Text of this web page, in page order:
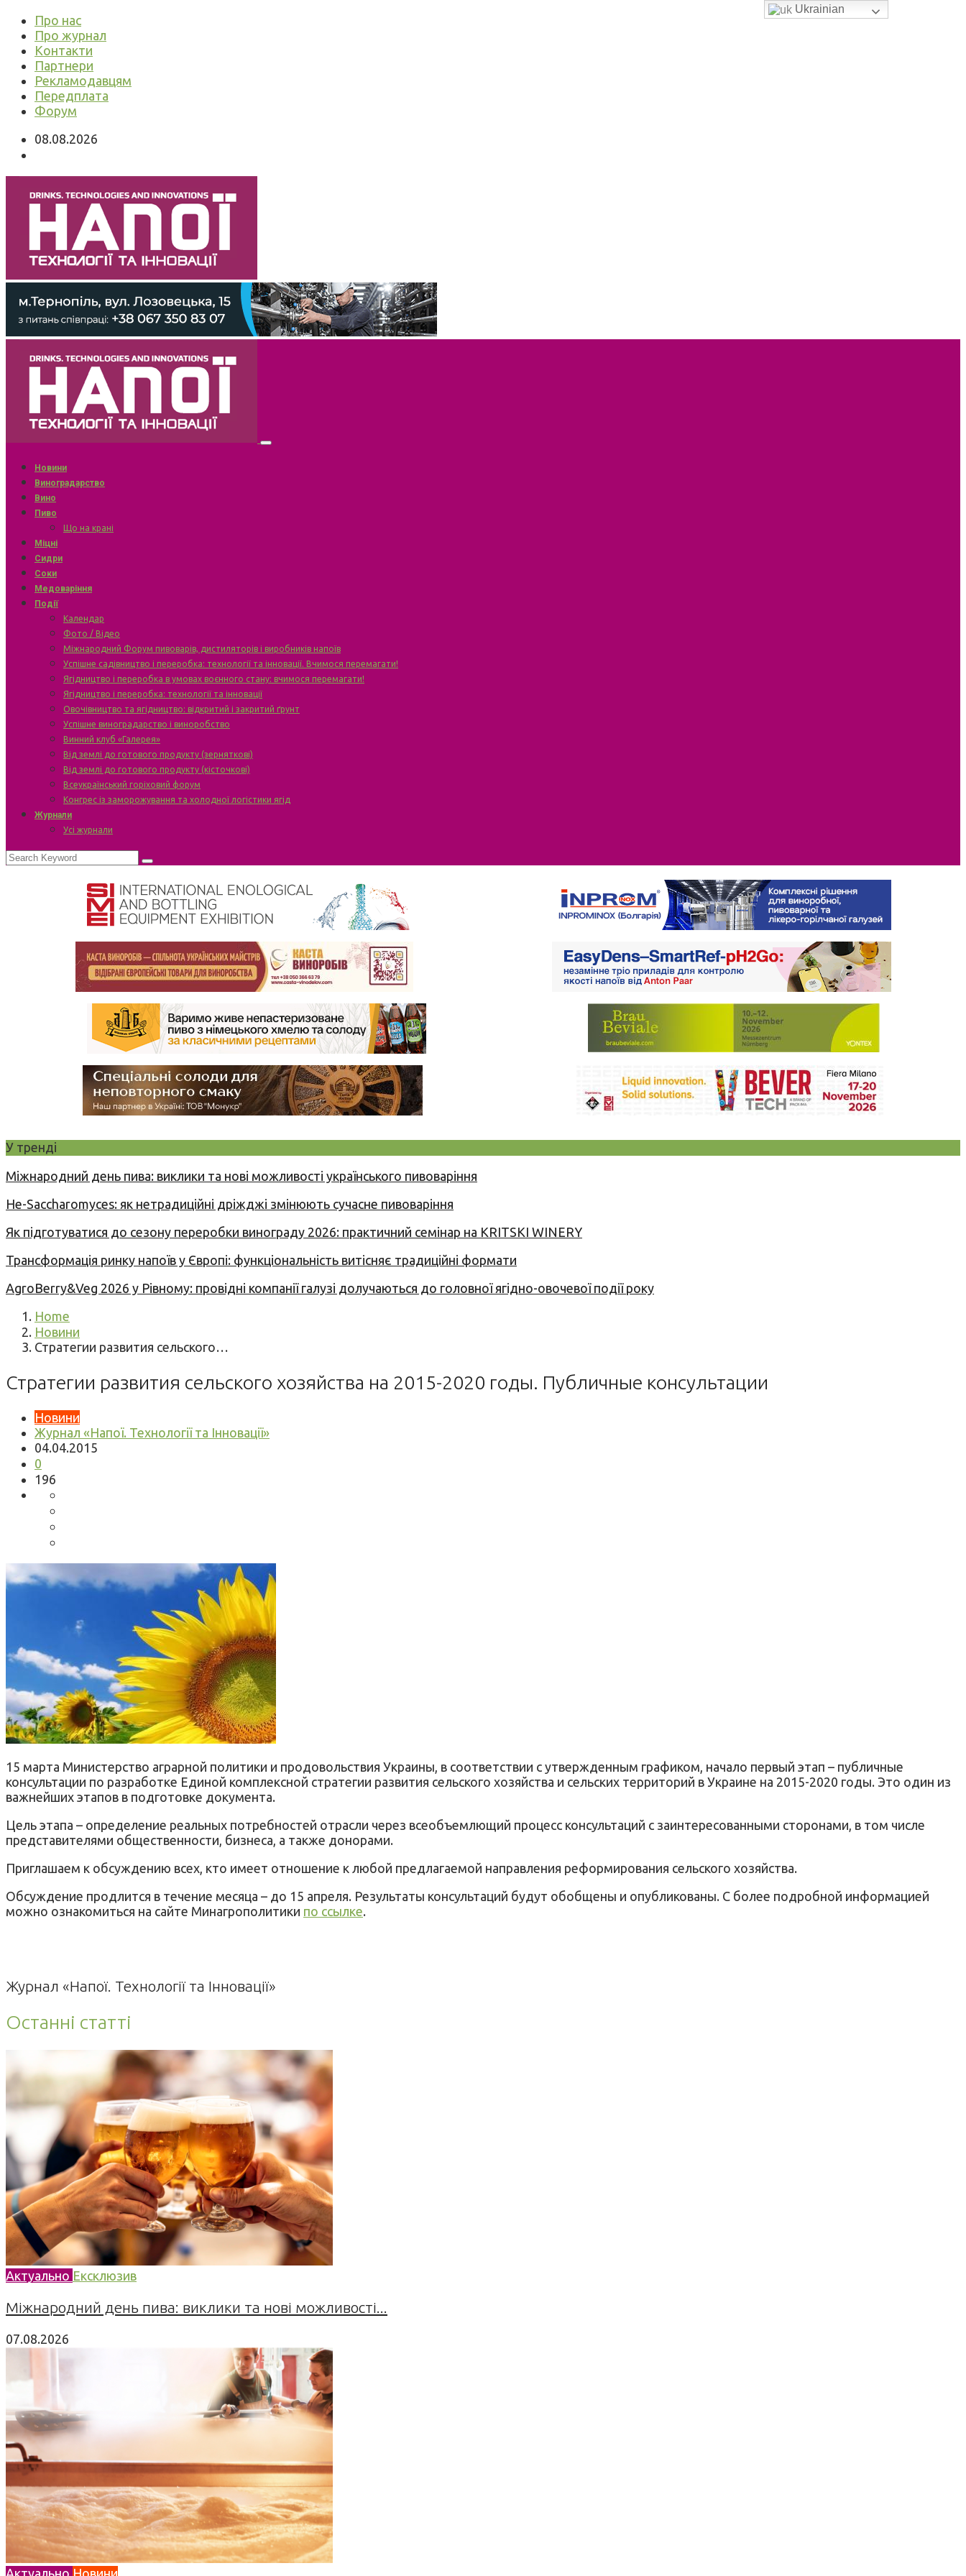
Про нас
Про журнал
Контакти
Партнери
Рекламодавцям
Передплата
Форум
08.08.2026
Новини
Виноградарство
Вино
Пиво
Що на крані
Міцні
Сидри
Соки
Медоваріння
Події
Календар
Фото / Відео
Міжнародний Форум пивоварів, дистиляторів і виробників напоїв
Успішне садівництво і переробка: технології та інновації. Вчимося перемагати!
Ягідництво і переробка в умовах воєнного стану: вчимося перемагати!
Ягідництво і переробка: технології та інновації
Овочівництво та ягідництво: відкритий і закритий ґрунт
Успішне виноградарство і виноробство
Винний клуб «Галерея»
Від землі до готового продукту (зерняткові)
Від землі до готового продукту (кісточкові)
Всеукраїнський горіховий форум
Конгрес із заморожування та холодної логістики ягід
Журнали
Усі журнали
У тренді
Міжнародний день пива: виклики та нові можливості українського пивоваріння
Не-Saccharomyces: як нетрадиційні дріжджі змінюють сучасне пивоваріння
Як підготуватися до сезону переробки винограду 2026: практичний семінар на KRITSKI WINERY
Трансформація ринку напоїв у Європі: функціональність витісняє традиційні формати
AgroBerry&Veg 2026 у Рівному: провідні компанії галузі долучаються до головної ягідно-овочевої події року
Home
Новини
Стратегии развития сельского…
Стратегии развития сельского хозяйства на 2015-2020 годы. Публичные консультации
Новини
Журнал «Напої. Технології та Інновації»
04.04.2015
0
196
15 марта Министерство аграрной политики и продовольствия Украины, в соответствии с утвержденным графиком, начало первый этап – публичные
консультации по разработке Единой комплексной стратегии развития сельского хозяйства и сельских территорий в Украине на 2015-2020 годы. Это один из
важнейших этапов в подготовке документа.
Цель этапа – определение реальных потребностей отрасли через всеобъемлющий процесс консультаций с заинтересованными сторонами, в том числе
представителями общественности, бизнеса, а также донорами.
Приглашаем к обсуждению всех, кто имеет отношение к любой предлагаемой направления реформирования сельского хозяйства.
Обсуждение продлится в течение месяца – до 15 апреля. Результаты консультаций будут обобщены и опубликованы. С более подробной информацией
можно ознакомиться на сайте Минагрополитики по ссылке.
Журнал «Напої. Технології та Інновації»
Останні статті
Актуально Ексклюзив
Міжнародний день пива: виклики та нові можливості...
07.08.2026
Актуально Новини
Ukrainian